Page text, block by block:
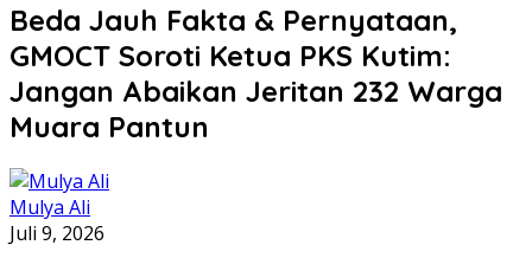
Beda Jauh Fakta & Pernyataan,
GMOCT Soroti Ketua PKS Kutim:
Jangan Abaikan Jeritan 232 Warga
Muara Pantun
Mulya Ali
Juli 9, 2026